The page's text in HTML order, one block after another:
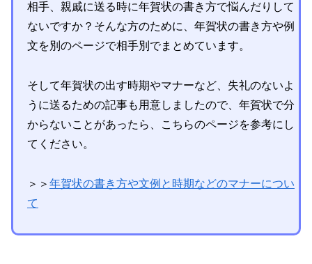
相手、親戚に送る時に年賀状の書き方で悩んだりして
ないですか？そんな方のために、年賀状の書き方や例
文を別のページで相手別でまとめています。
そして年賀状の出す時期やマナーなど、失礼のないよ
うに送るための記事も用意しましたので、年賀状で分
からないことがあったら、こちらのページを参考にし
てください。
＞＞ 年賀状の書き方や文例と時期などのマナーについ
て